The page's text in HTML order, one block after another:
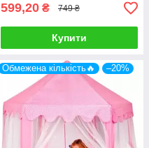
599,20 ₴ 749 ₴
Купити
Обмежена кількість🔥 –20%